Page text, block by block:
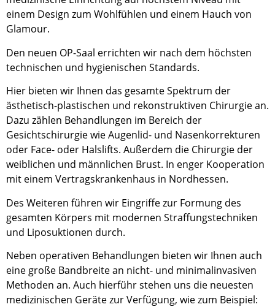
einem Design zum Wohlfühlen und einem Hauch von
Glamour.
Den neuen OP-Saal errichten wir nach dem höchsten
technischen und hygienischen Standards.
Hier bieten wir Ihnen das gesamte Spektrum der
ästhetisch-plastischen und rekonstruktiven Chirurgie an.
Dazu zählen Behandlungen im Bereich der
Gesichtschirurgie wie Augenlid- und Nasenkorrekturen
oder Face- oder Halslifts. Außerdem die Chirurgie der
weiblichen und männlichen Brust. In enger Kooperation
mit einem Vertragskrankenhaus in Nordhessen.
Des Weiteren führen wir Eingriffe zur Formung des
gesamten Körpers mit modernen Straffungstechniken
und Liposuktionen durch.
Neben operativen Behandlungen bieten wir Ihnen auch
eine große Bandbreite an nicht- und minimalinvasiven
Methoden an. Auch hierführ stehen uns die neuesten
medizinischen Geräte zur Verfügung, wie zum Beispiel: